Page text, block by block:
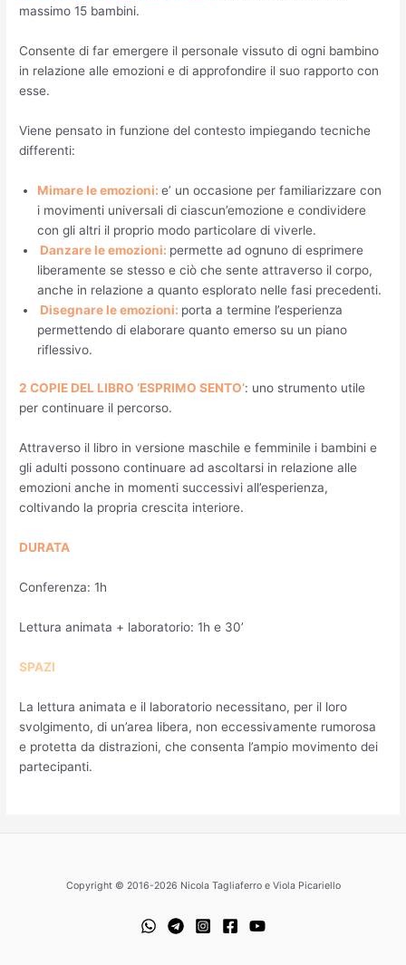
massimo 15 bambini.
Consente di far emergere il personale vissuto di ogni bambino
in relazione alle emozioni e di approfondire il suo rapporto con
esse.
Viene pensato in funzione del contesto impiegando tecniche
differenti:
Mimare le emozioni:e’ un occasione per familiarizzare con
i movimenti universali di ciascun’emozione e condividere
con gli altri il proprio modo particolare di viverle.
Danzare le emozioni: permette ad ognuno di esprimere
liberamente se stesso e ciò che sente attraverso il corpo,
anche in relazione a quanto esplorato nelle fasi precedenti.
Disegnare le emozioni: porta a termine l’esperienza
permettendo di elaborare quanto emerso su un piano
riflessivo.
2 COPIE DEL LIBRO ‘ESPRIMO SENTO’: uno strumento utile
per continuare il percorso.
Attraverso il libro in versione maschile e femminile i bambini e
gli adulti possono continuare ad ascoltarsi in relazione alle
emozioni anche in momenti successivi all’esperienza,
coltivando la propria crescita interiore.
DURATA
Conferenza: 1h
Lettura animata + laboratorio: 1h e 30’
SPAZI
La lettura animata e il laboratorio necessitano, per il loro
svolgimento, di un’area libera, non eccessivamente rumorosa
e protetta da distrazioni, che consenta l’ampio movimento dei
partecipanti.
Copyright © 2016-2026 Nicola Tagliaferro e Viola Picariello